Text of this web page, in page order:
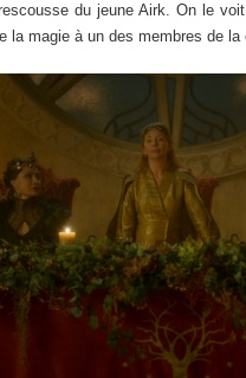
du jeune Airk. On le
la magie à un des membres de la